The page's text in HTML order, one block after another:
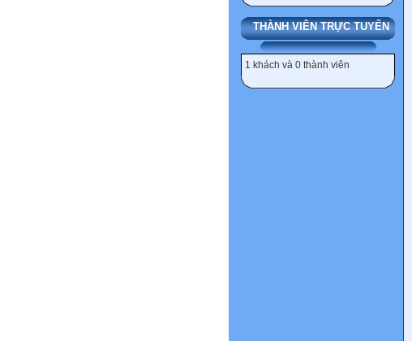
THÀNH VIÊN TRỰC TUYẾN
1 khách và 0 thành viên